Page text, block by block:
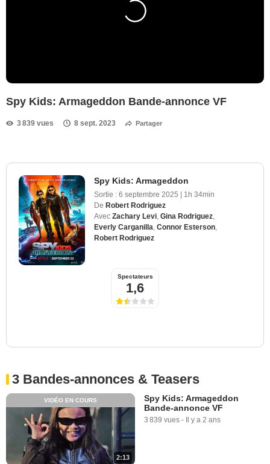
Spy Kids: Armageddon Bande-annonce VF
3 839 vues 8 sept. 2023 Partager
Spy Kids: Armageddon
Sortie : 6 septembre 2025 | 1h 34min
De Robert Rodriguez
Avec Zachary Levi Gina Rodriguez
Everly Carganilla Connor Esterson
Robert Rodriguez
Spectateurs
1,6
3 Bandes-annonces & Teasers
2:13
VIDÉO EN COURS
Spy Kids: Armageddon
Bande-annonce VF
3 839 vues - Il y a 2 ans